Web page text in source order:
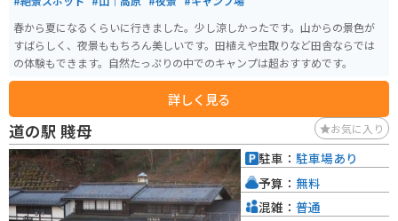
春から夏になるくらいに行きました。少し涼しかったです。山からの景色が
すばらしく、夜景ももちろん美しいです。田植えや虫取りなど田舎ならでは
の体験もできます。自然たっぷりの中でのキャンプは超おすすめです。
詳しく見る
道の駅 賤母 お気に入り
駐車： 駐車場あり
予算： 無料
混雑： 普通